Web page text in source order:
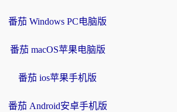
番茄 Windows PC电脑版
番茄 macOS苹果电脑版
番茄 ios苹果手机版
番茄 Android安卓手机版